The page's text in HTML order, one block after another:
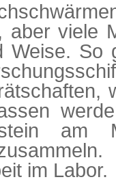
aber viele
Weise. So
am
im Labor.